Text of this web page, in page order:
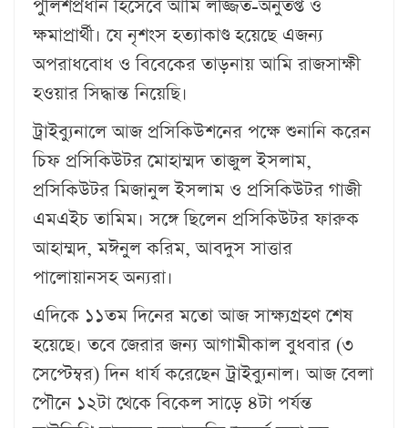
পুলিশপ্রধান হিসেবে আমি লজ্জিত-অনুতপ্ত ও
ক্ষমাপ্রার্থী। যে নৃশংস হত্যাকাণ্ড হয়েছে এজন্য
অপরাধবোধ ও বিবেকের তাড়নায় আমি রাজসাক্ষী
হওয়ার সিদ্ধান্ত নিয়েছি।
ট্রাইব্যুনালে আজ প্রসিকিউশনের পক্ষে শুনানি করেন
চিফ প্রসিকিউটর মোহাম্মদ তাজুল ইসলাম,
প্রসিকিউটর মিজানুল ইসলাম ও প্রসিকিউটর গাজী
এমএইচ তামিম। সঙ্গে ছিলেন প্রসিকিউটর ফারুক
আহাম্মদ, মঈনুল করিম, আবদুস সাত্তার
পালোয়ানসহ অন্যরা।
এদিকে ১১তম দিনের মতো আজ সাক্ষ্যগ্রহণ শেষ
হয়েছে। তবে জেরার জন্য আগামীকাল বুধবার (৩
সেপ্টেম্বর) দিন ধার্য করেছেন ট্রাইব্যুনাল। আজ বেলা
পৌনে ১২টা থেকে বিকেল সাড়ে ৪টা পর্যন্ত